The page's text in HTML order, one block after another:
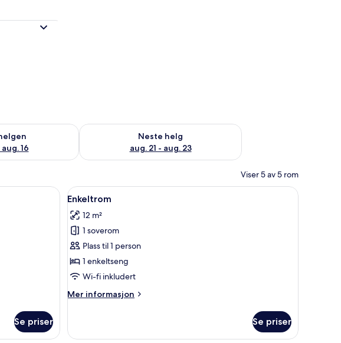
16
denne helgen, aug. 14 - aug. 16
Neste helg
aug. 21 - aug. 23
Sjekk tilgjengelighet for neste helg, aug. 21 - aug. 23
Viser 5 av 5 rom
fi (inkludert)
Se priser
Åpne
alle
bildene
av
Enkeltrom
4
Enkeltrom
12 m²
1 soverom
Plass til 1 person
1 enkeltseng
Wi-fi inkludert
Mer informasjon
Mer
Se priser